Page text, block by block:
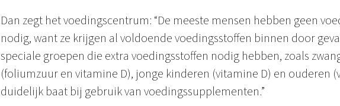
Dan zegt het voedingscentrum: “De meeste mensen hebben geen
nodig, want ze krijgen al voldoende voedingsstoffen binnen door
speciale groepen die extra voedingsstoffen nodig hebben, zoals
(foliumzuur en vitamine D), jonge kinderen (vitamine D) en ouderen
duidelijk baat bij gebruik van voedingssupplementen.”